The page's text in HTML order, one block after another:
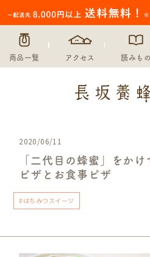
商品一覧 アクセス 読みもの
2020/06/11
「二代目の蜂蜜」をか
ピザとお食事ピザ
#はちみつスイーツ